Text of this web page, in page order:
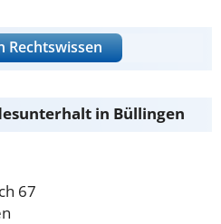
Rechtswissen
in Büllingen
67